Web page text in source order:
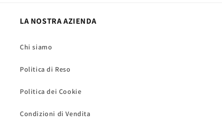
LA NOSTRA AZIENDA
Chi siamo
Politica di Reso
Politica dei Cookie
Condizioni di Vendita